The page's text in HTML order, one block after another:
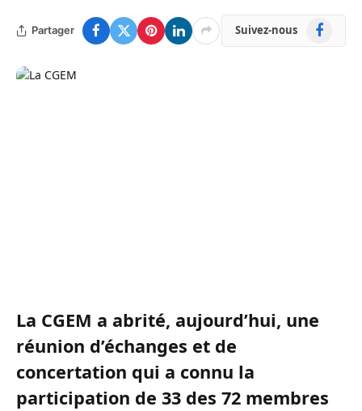
Partager Suivez-nous Facebook
La CGEM a abrité, aujourd’hui, une
réunion d’échanges et de
concertation qui a connu la
participation de 33 des 72 membres